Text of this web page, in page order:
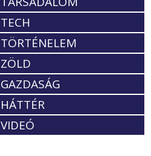
TECH
TÖRTÉNELEM
ZÖLD
GAZDASÁG
HÁTTÉR
VIDEÓ